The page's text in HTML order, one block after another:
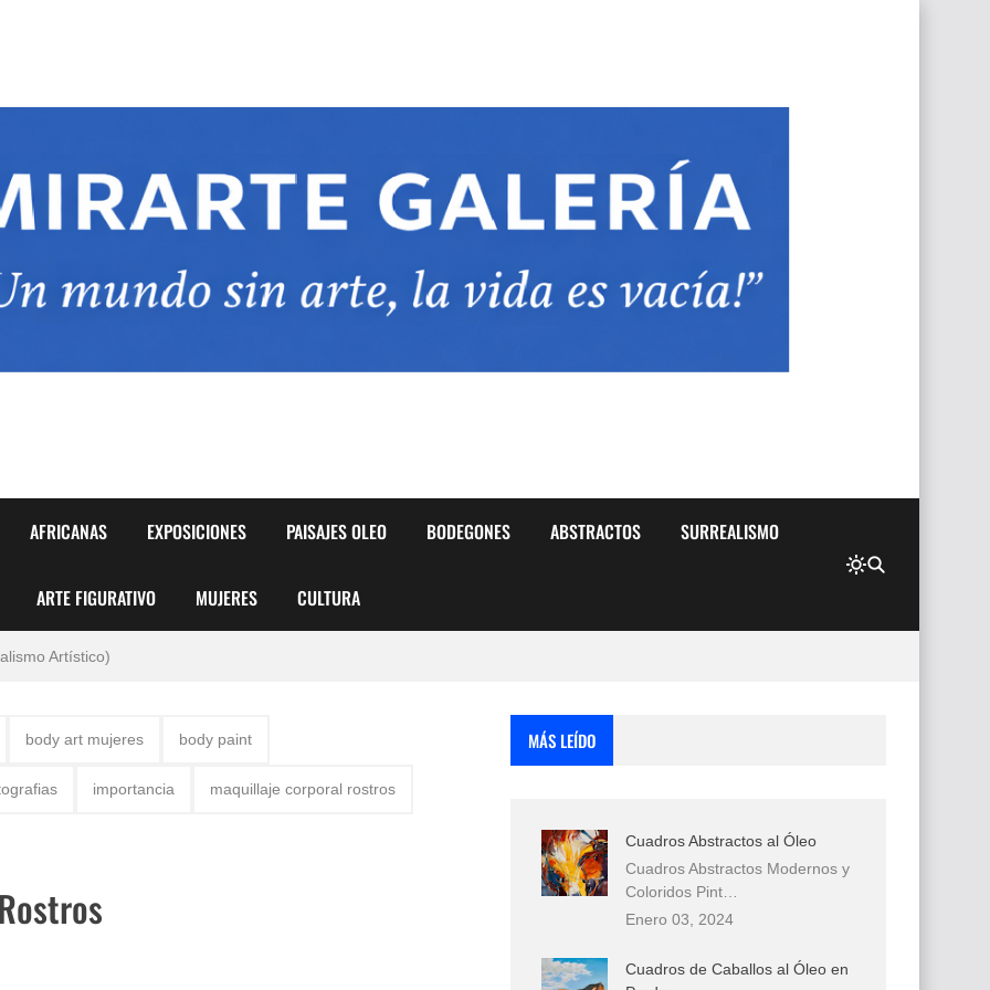
AFRICANAS EXPOSICIONES PAISAJES OLEO BODEGONES ABSTRACTOS SURREALISMO
ARTE FIGURATIVO MUJERES CULTURA
Niños y Niñas
Artístico)
body art mujeres body paint
importancia maquillaje corporal rostros
MÁS LEÍDO
Cuadros Abstractos al Óleo
Cuadros Abstractos Modernos y
Coloridos Pint…
Enero 03, 2024
Cuadros de Caballos al Óleo en